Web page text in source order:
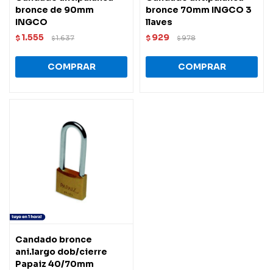
bronce de 90mm
INGCO
$ 1.555 $1.637
bronce 70mm INGCO 3
llaves
$ 929 $978
Candado bronce
ani.largo dob/cierre
Papaiz 40/70mm